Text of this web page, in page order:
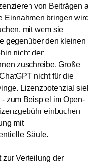
von Beiträgen
Einnahmen bringen
mit wem sie
gegenüber den kleinen
nicht den
zuschreibe. Große
nicht für die
Lizenzpotenzial
zum Beispiel im Open-
einbuchen
mit
Säule.
zur Verteilung der